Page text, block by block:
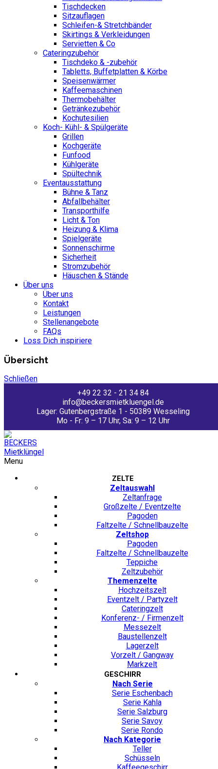
Tischdecken
Sitzauflagen
Schleifen-& Stretchbänder
Skirtings & Verkleidungen
Servietten & Co
Cateringzubehör
Tischdeko & -zubehör
Tabletts, Buffetplatten & Körbe
Speisenwärmer
Kaffeemaschinen
Thermobehälter
Getränkezubehör
Kochutesilien
Koch- Kühl- & Spülgeräte
Grillen
Kochgeräte
Funfood
Kühlgeräte
Spültechnik
Eventausstattung
Bühne & Tanz
Abfallbehälter
Transporthilfe
Licht & Ton
Heizung & Klima
Spielgeräte
Sonnenschirme
Sicherheit
Stromzubehör
Häuschen & Stände
Über uns
Über uns
Kontakt
Leistungen
Stellenangebote
FAQs
Loss Dich inspiriere
Übersicht
Schließen
+49 22 32 - 21 34 84
info@beckersmietkluengel.de
Lager: Gutenbergstraße 1 - 50389 Wesseling
Mo - Fr: 9 – 17 Uhr, Sa: 9 – 12 Uhr
Menu
ZELTE
Zeltauswahl
Zeltanfrage
Großzelte / Eventzelte
Pagoden
Faltzelte / Schnellbauzelte
Zeltshop
Pagoden
Faltzelte / Schnellbauzelte
Teppiche
Zeltzubehör
Themenzelte
Hochzeitszelt
Eventzelt / Partyzelt
Cateringzelt
Konferenz- / Firmenzelt
Messezelt
Baustellenzelt
Lagerzelt
Vorzelt / Gangway
Markzelt
GESCHIRR
Nach Serie
Serie Eschenbach
Serie Kahla
Serie Salzburg
Serie Savoy
Serie Rondo
Nach Kategorie
Teller
Schüsseln